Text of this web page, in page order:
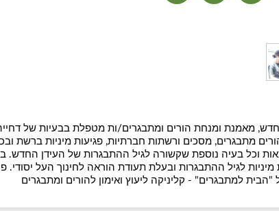
מאמנת ומנחת הורים ומתבגרים/ות מטפלת בבעיות של
הורים מתבגרים, מסכים ורשתות חברתיות, פגיעות מיניות ברשת
לגיל ההתבגרות ובעלת תעודת הוראה לחינוך העל יסודי.
למתבגרים" - קליניקה ליעוץ ואימון להורים ומתבגרים